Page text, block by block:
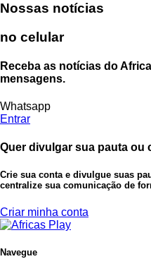
Nossas notícias
no celular
Receba as notícias do
mensagens.
Whatsapp
Entrar
Quer divulgar sua pauta ou
Crie sua conta e divulgue suas
centralize sua comunicação de
Criar minha conta
Navegue